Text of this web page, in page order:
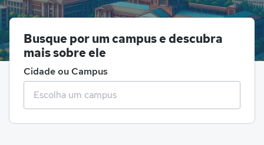
Busque por um campus e descubra
mais sobre ele
Cidade ou Campus